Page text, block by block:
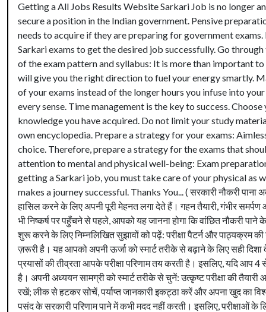
Getting a All Jobs Results Website Sarkari Job is no longer
secure a position in the Indian government. Pensive
needs to acquire if they are preparing for government
Sarkari exams to get the desired job successfully. Go
of the exam pattern and syllabus: It is more than important
will give you the right direction to fuel your energy smartly.
of your exams instead of the longer hours you infuse into
every sense. Time management is the key to success.
knowledge you have acquired. Do not limit your study
own encyclopedia. Prepare a strategy for your exams:
choice. Therefore, prepare a strategy for the exams that
attention to mental and physical well-being: Exam
getting a Sarkari job, you must take care of your physical as
makes a journey successful. Thanks You... ( सरकारी नौकरी पाना
हासिल करने के लिए अपनी पूरी मेहनत लगा देते हैं। गहन तैयारी, गंभीर
भी निष्कर्ष पर पहुँचने से पहले, आपको यह जानना होगा कि वांछित नौकरी
शुरू करने के लिए निम्नलिखित सुझावों को पढ़ें: परीक्षा पैटर्न और पाठ्यक्रम
ज़रूरी है। यह आपको अपनी ऊर्जा को स्मार्ट तरीके से बढ़ाने के लिए सही
प्रयासों की तीव्रता आपके परीक्षा परिणाम तय करती है। इसलिए, यदि
है। अपनी अध्ययन सामग्री को स्मार्ट तरीके से चुनें: उत्कृष्ट परीक्षा की
रखें; लीक से हटकर सोचें, पर्याप्त जानकारी इकट्ठा करें और अपना खुद का
पसंद के सरकारी परिणाम पाने में कभी मदद नहीं करती। इसलिए, परीक्षाओं